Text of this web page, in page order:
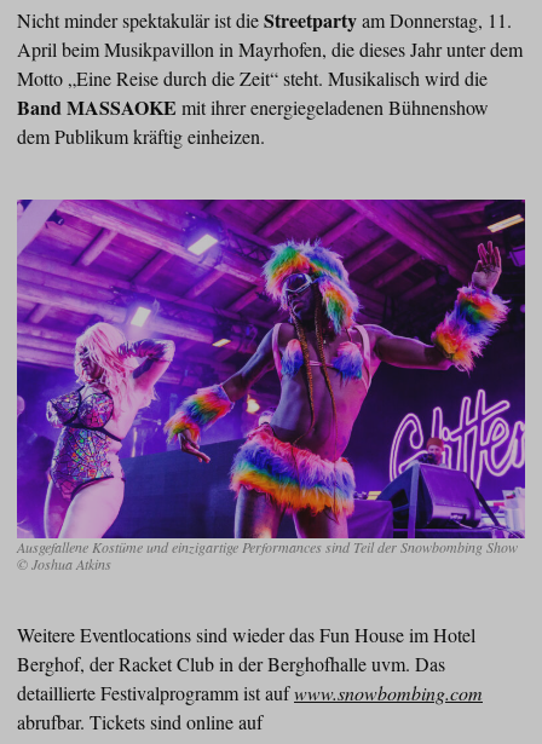
Nicht minder spektakulär ist dieStreetpartyam Donnerstag, 11.
April beim Musikpavillon in Mayrhofen, die dieses Jahr unter dem
Motto „Eine Reise durch die Zeit“ steht. Musikalisch wird die
Band MASSAOKE mit ihrer energiegeladenen Bühnenshow
dem Publikum kräftig einheizen.
Ausgefallene Kostüme und einzigartige Performances sind Teil der Snowbombing Show
© Joshua Atkins
Weitere Eventlocations sind wieder das Fun House im Hotel
Berghof, der Racket Club in der Berghofhalle uvm. Das
detaillierte Festivalprogramm ist aufwww.snowbombing.com
abrufbar. Tickets sind online auf